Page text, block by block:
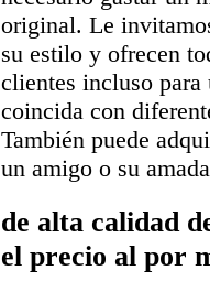
original. Le
su estilo y ofrecen
clientes incluso para
coincida con
También puede
un amigo o su
de alta calidad
el precio al por